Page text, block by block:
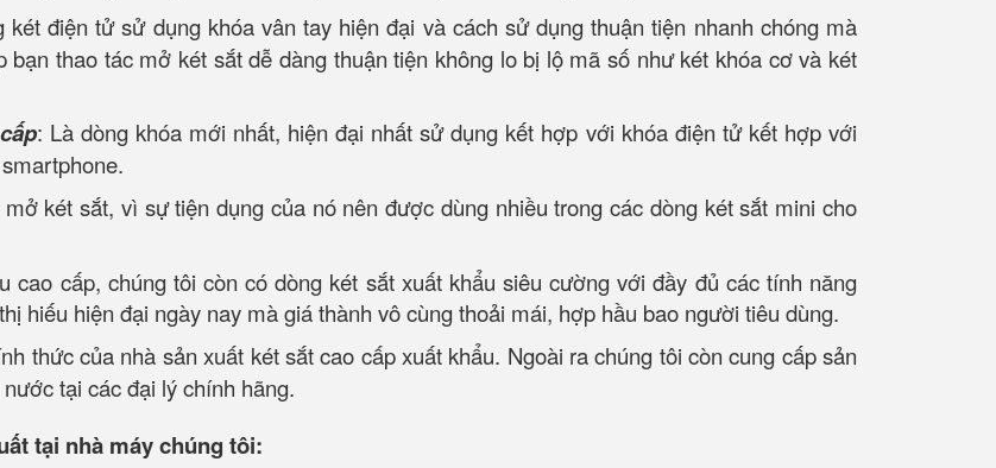
két điện tử sử dụng khóa vân tay hiện đại và cách sử dụng thuận tiện nhanh chóng mà
thao tác mở két sắt dễ dàng thuận tiện không lo bị lộ mã số như két khóa cơ và két
: Là dòng khóa mới nhất, hiện đại nhất sử dụng kết hợp với khóa điện tử kết hợp với
két sắt, vì sự tiện dụng của nó nên được dùng nhiều trong các dòng két sắt mini cho
cao cấp, chúng tôi còn có dòng két sắt xuất khẩu siêu cường với đầy đủ các tính năng
hiếu hiện đại ngày nay mà giá thành vô cùng thoải mái, hợp hầu bao người tiêu dùng.
thức của nhà sản xuất két sắt cao cấp xuất khẩu. Ngoài ra chúng tôi còn cung cấp sản
tại các đại lý chính hãng.
tại nhà máy chúng tôi: